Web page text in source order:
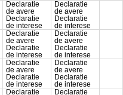
Declaratie
de avere
Declaratie
de interese
Declaratie
de avere
Declaratie
de interese
Declaratie
de avere
Declaratie
de interese
Declaratie
de avere
Declaratie
de interese
Declaratie
de avere
Declaratie
de interese
Declaratie
de avere
Declaratie
de interese
Declaratie
Declaratie